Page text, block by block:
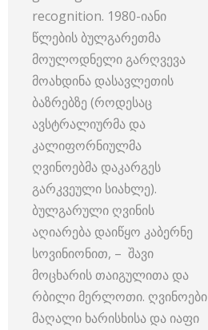
recognition. 1980-იანი
წლების ბულგარეთმა
მოულოდნელი გარღვევა
მოახდინა დასავლეთის
ბაზრებზე (როდესაც
ავსტრალიურმა და
კალიფორნიულმა
ღვინოებმა დაკარგეს
გარკვეული სიახლე).
ბულგარული ღვინის
აღიარება დაიწყო კაბერნე
სოვინიონით, – შავი
მოცხარის თაიგულითა და
რბილი მერლოთი. ღვინოები
მაღალი ხარისხისა და იაფი